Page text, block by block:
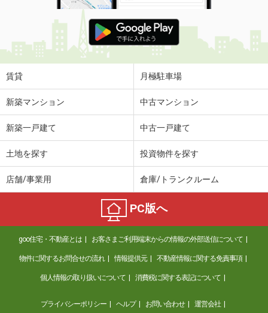
賃貸 月極駐車場
新築マンション 中古マンション
新築一戸建て 中古一戸建て
土地を探す 投資物件を探す
店舗/事業用 倉庫/トランクルーム
PC版へ
goo住宅・不動産とは お客さまご利用端末からの情報の外部送信について
物件に関するお問合せの流れ 情報提供元 不動産情報に関する免責事項
個人情報の取り扱いについて 消費税に関する表記について
プライバシーポリシー ヘルプ お問い合わせ 運営会社